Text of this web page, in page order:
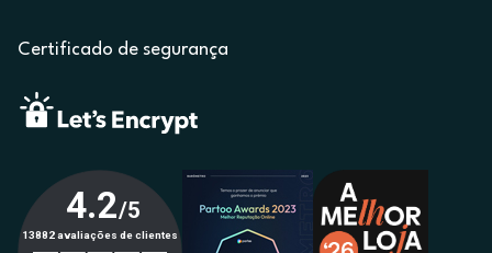
Certificado de segurança